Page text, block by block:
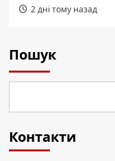
2 дні тому назад
Пошук
Контакти